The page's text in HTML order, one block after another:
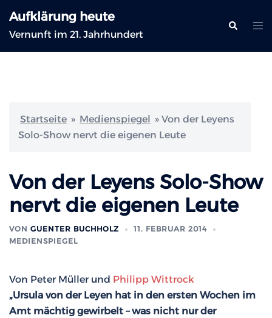
Inhalt
springen
Aufklärung heute
Vernunft im 21. Jahrhundert
Suche
Startseite » Medienspiegel » Von der Leyens
Solo-Show nervt die eigenen Leute
Von der Leyens Solo-Show
nervt die eigenen Leute
VON GUENTER BUCHHOLZ
11. FEBRUAR 2014
MEDIENSPIEGEL
Von Peter Müller und Philipp Wittrock
„Ursula von der Leyen hat in den ersten Wochen im
Amt mächtig gewirbelt – was nicht nur der